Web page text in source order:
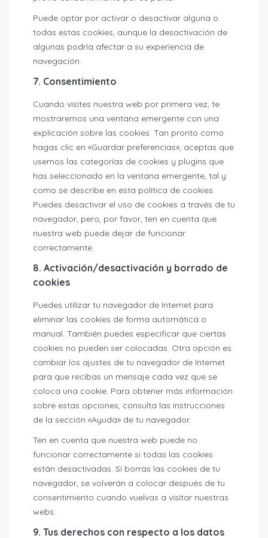
Puede optar por activar o desactivar alguna o
todas estas cookies, aunque la desactivación de
algunas podría afectar a su experiencia de
navegación.
7. Consentimiento
Cuando visites nuestra web por primera vez, te
mostraremos una ventana emergente con una
explicación sobre las cookies. Tan pronto como
hagas clic en «Guardar preferencias», aceptas que
usemos las categorías de cookies y plugins que
has seleccionado en la ventana emergente, tal y
como se describe en esta política de cookies.
Puedes desactivar el uso de cookies a través de tu
navegador, pero, por favor, ten en cuenta que
nuestra web puede dejar de funcionar
correctamente.
8. Activación/desactivación y borrado de
cookies
Puedes utilizar tu navegador de Internet para
eliminar las cookies de forma automática o
manual. También puedes especificar que ciertas
cookies no pueden ser colocadas. Otra opción es
cambiar los ajustes de tu navegador de Internet
para que recibas un mensaje cada vez que se
coloca una cookie. Para obtener más información
sobre estas opciones, consulta las instrucciones
de la sección «Ayuda» de tu navegador.
Ten en cuenta que nuestra web puede no
funcionar correctamente si todas las cookies
están desactivadas. Si borras las cookies de tu
navegador, se volverán a colocar después de tu
consentimiento cuando vuelvas a visitar nuestras
webs.
9. Tus derechos con respecto a los datos